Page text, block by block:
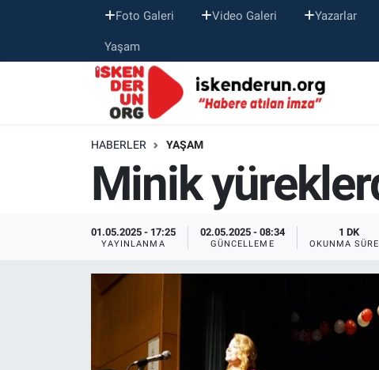
Foto Galeri Video Galeri Yazarlar
Yaşam
HABERLER YAŞAM
Minik
01.05.2025 - 17:25
YAYINLANMA
02.05.2025 - 08:34
GÜNCELLEME
1 DK
OKUNMA